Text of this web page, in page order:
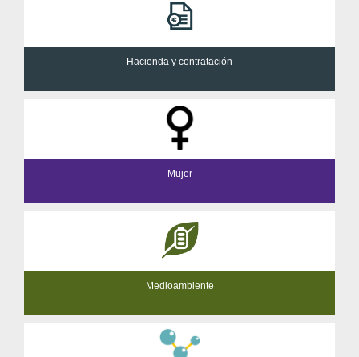
Hacienda y contratación
Mujer
Medioambiente